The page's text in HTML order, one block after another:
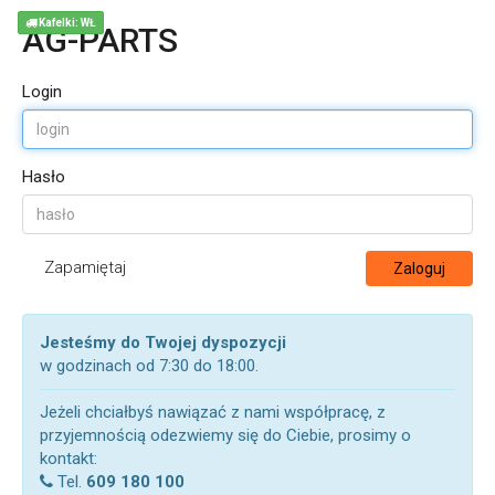
AG-PARTS
Login
Hasło
Zapamiętaj Zaloguj
Jesteśmy do Twojej dyspozycji
w godzinach od 7:30 do 18:00.
Jeżeli chciałbyś nawiązać z nami współpracę, z
przyjemnością odezwiemy się do Ciebie, prosimy o
kontakt:
Tel. 609 180 100
Kafelki: WŁ